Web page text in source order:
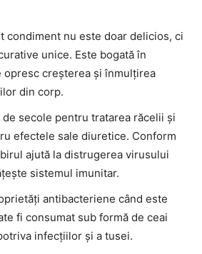
condiment nu este doar delicios, ci
unice. Este bogată în
opresc creșterea și înmulțirea
din corp.
secole pentru tratarea răcelii și
efectele sale diuretice. Conform
ajută la distrugerea virusului
sistemul imunitar.
antibacteriene când este
fi consumat sub formă de ceai
infecțiilor și a tusei.